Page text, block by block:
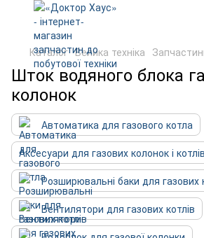
Каталог Велика техніка
Шток водяного блока
колонок
Автоматика для газового котла
Аксесуари для газових колонок і котлів
Розширювальні баки для газових
Вентилятори для газових котлів